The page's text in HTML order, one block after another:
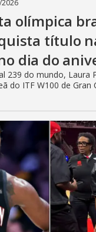
olímpica
título
dia do
239 do mundo, Laura
do ITF W100 de Gran